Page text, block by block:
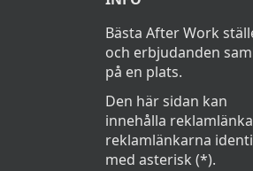
Bästa After Work
och erbjudanden
på en plats.
Den här sidan kan
innehålla
reklamlänkarna
med asterisk (*).